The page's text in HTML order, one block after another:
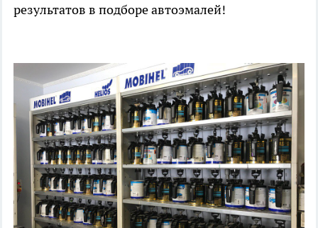
результатов в подборе автоэмалей!